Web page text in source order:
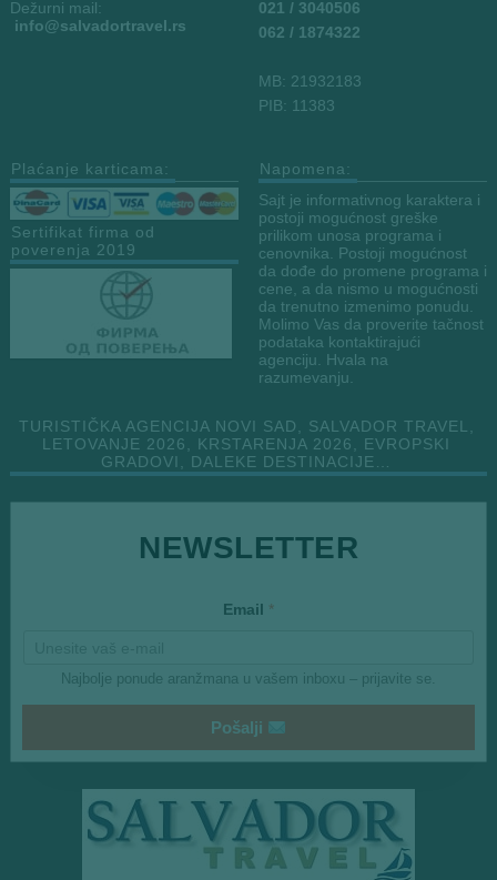
Dežurni mail:
info@salvadortravel.rs
021 / 3040506
062 / 1874322
MB: 21932183
PIB: 11383
Plaćanje karticama:
Sertifikat firma od
poverenja 2019
Napomena:
Sajt je informativnog karaktera i
postoji mogućnost greške
prilikom unosa programa i
cenovnika. Postoji mogućnost
da dođe do promene programa i
cene, a da nismo u mogućnosti
da trenutno izmenimo ponudu.
Molimo Vas da proverite tačnost
podataka kontaktirajući
agenciju. Hvala na
razumevanju.
TURISTIČKA AGENCIJA NOVI SAD, SALVADOR TRAVEL,
LETOVANJE 2026, KRSTARENJA 2026, EVROPSKI
GRADOVI, DALEKE DESTINACIJE…
E
m
l
NEWSLETTER
Email *
Najbolje ponude aranžmana u vašem inboxu – prijavite se.
Pošalji